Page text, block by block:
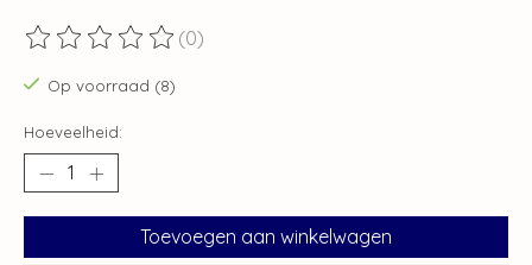
De beoordeling van dit product is
(0)
Op voorraad (8)
Hoeveelheid:
Toevoegen aan winkelwagen